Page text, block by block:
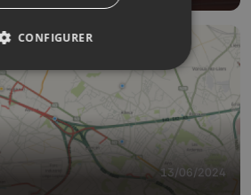
13/06/2024
CONFIGURER